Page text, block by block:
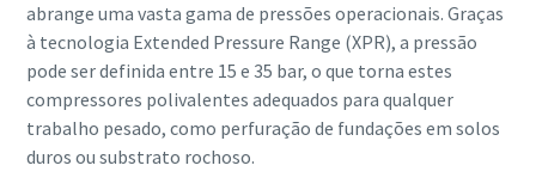
abrange uma vasta gama de pressões operacionais. Graças
à tecnologia Extended Pressure Range (XPR), a pressão
pode ser definida entre 15 e 35 bar, o que torna estes
compressores polivalentes adequados para qualquer
trabalho pesado, como perfuração de fundações em solos
duros ou substrato rochoso.